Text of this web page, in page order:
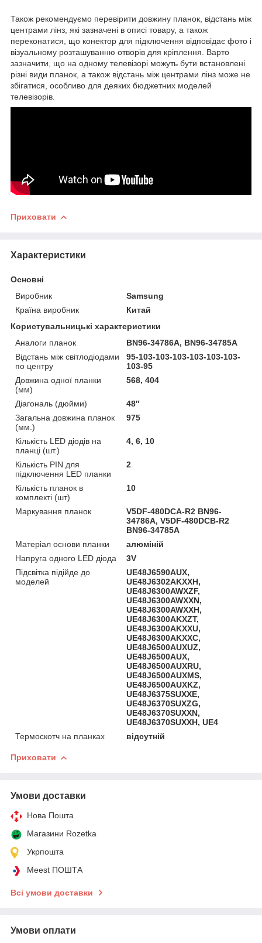
Також рекомендуємо перевірити довжину планок, відстань між
центрами лінз, які зазначені в описі товару, а також
переконатися, що конектор для підключення відповідає фото і
візуальному розташуванню отворів для кріплення. Варто
зазначити, що на одному телевізорі можуть бути встановлені
різні види планок, а також відстань між центрами лінз може не
збігатися, особливо для деяких бюджетних моделей
телевізорів.
Приховати
Характеристики
Основні
Виробник
Samsung
Країна виробник
Китай
Користувальницькі характеристики
Аналоги планок
BN96-34786A, BN96-34785A
Відстань між світлодіодами
по центру
95-103-103-103-103-103-103-
103-95
Довжина одної планки
(мм)
568, 404
Діагональ (дюйми)
48″
Загальна довжина планок
(мм.)
975
Кількість LED діодів на
планці (шт.)
4, 6, 10
Кількість PIN для
підключення LED планки
2
Кількість планок в
комплекті (шт)
10
Маркування планок
V5DF-480DCA-R2 BN96-
34786A, V5DF-480DCB-R2
BN96-34785A
Матеріал основи планки
алюміній
Напруга одного LED діода
3V
Підсвітка підійде до
моделей
UE48J6590AUX,
UE48J6302AKXXH,
UE48J6300AWXZF,
UE48J6300AWXXN,
UE48J6300AWXXH,
UE48J6300AKXZT,
UE48J6300AKXXU,
UE48J6300AKXXC,
UE48J6500AUXUZ,
UE48J6500AUX,
UE48J6500AUXRU,
UE48J6500AUXMS,
UE48J6500AUXKZ,
UE48J6375SUXXE,
UE48J6370SUXZG,
UE48J6370SUXXN,
UE48J6370SUXXH, UE4
Термоскотч на планках
відсутній
Приховати
Умови доставки
Нова Пошта
Магазини Rozetka
Укрпошта
Meest ПОШТА
Всі умови доставки
Умови оплати